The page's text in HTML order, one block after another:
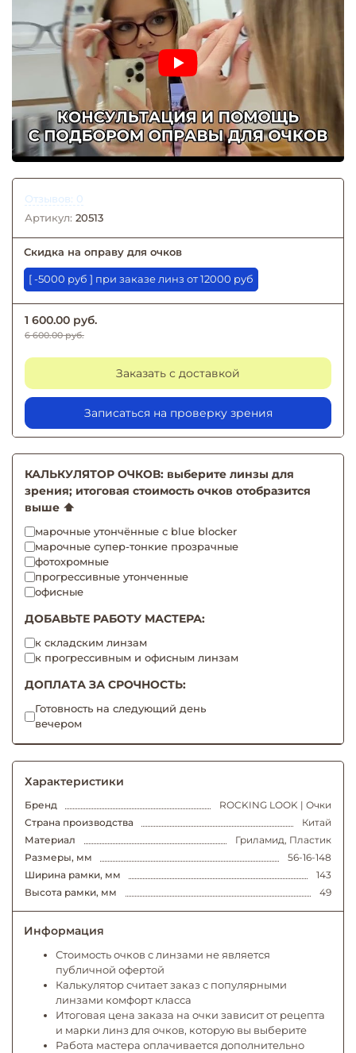
Отзывов: 0
Артикул: 20513
Скидка на оправу для очков
[ -5000 руб ] при заказе линз от 12000 руб
1 600.00 руб.
6 600.00 руб.
Заказать с доставкой
Записаться на проверку зрения
КАЛЬКУЛЯТОР ОЧКОВ: выберите линзы для
зрения; итоговая стоимость очков отобразится
выше ⬆️
марочные утончённые с blue blocker
марочные супер-тонкие прозрачные
фотохромные
прогрессивные утонченные
офисные
ДОБАВЬТЕ РАБОТУ МАСТЕРА:
к складским линзам
к прогрессивным и офисным линзам
ДОПЛАТА ЗА СРОЧНОСТЬ:
Готовность на следующий день
вечером
Характеристики
Бренд
ROCKING LOOK | Очки
Страна производства
Китай
Материал
Гриламид, Пластик
Размеры, мм
56-16-148
Ширина рамки, мм
143
Высота рамки, мм
49
Информация
Стоимость очков с линзами не является
публичной офертой
Калькулятор считает заказ с популярными
линзами комфорт класса
Итоговая цена заказа на очки зависит от рецепта
и марки линз для очков, которую вы выберите
Работа мастера оплачивается дополнительно